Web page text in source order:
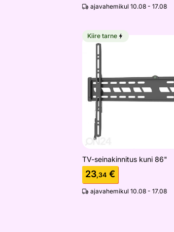
ajavahemikul 10.08 - 17.08
TV-seinakinnitus kuni 86"
Kiire tarne
TV-seinakinnitus kuni 86"
23,34 €
ajavahemikul 10.08 - 17.08